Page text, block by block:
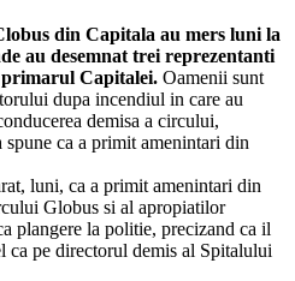
din Capitala au mers luni la
au desemnat trei reprezentanti
Capitalei. Oamenii sunt
dupa incendiul in care au
demisa a circului,
ca a primit amenintari din
luni, ca a primit amenintari din
Globus si al apropiatilor
plangere la politie, precizand ca il
pe directorul demis al Spitalului